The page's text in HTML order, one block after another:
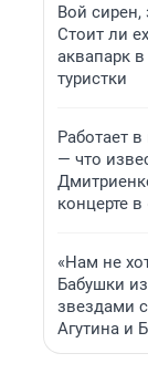
Вой сирен,
Стоит ли
аквапарк
туристки
Работает в
— что
концерте
«Нам не
Бабушки
звездами
Агутина и